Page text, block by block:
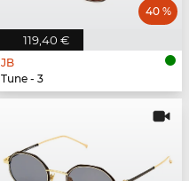
119,40 €
40 %
JB
Tune - 3